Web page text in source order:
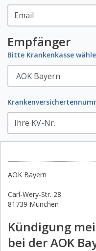
Empfänger
Bitte Krankenkasse
· ·
AOK Bayern
Carl-Wery-Str. 28
81739 München
Kündigung
bei der AOK